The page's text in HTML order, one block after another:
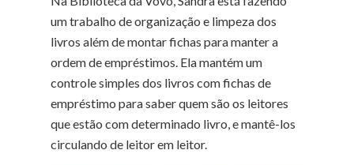
um trabalho de organização e limpeza dos
livros além de montar fichas para manter a
ordem de empréstimos. Ela mantém um
controle simples dos livros com fichas de
empréstimo para saber quem são os leitores
que estão com determinado livro, e mantê-los
circulando de leitor em leitor.